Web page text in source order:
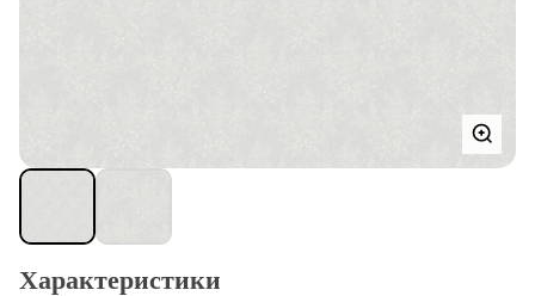
Характеристики